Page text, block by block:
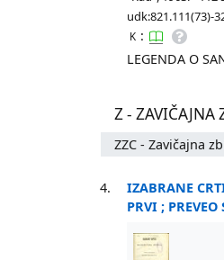
udk:821.111(73)-
K :
LEGENDA O
Z - ZAVIČAJNA
ZZC - Zavičajna
4. IZABRANE
PRVI ;